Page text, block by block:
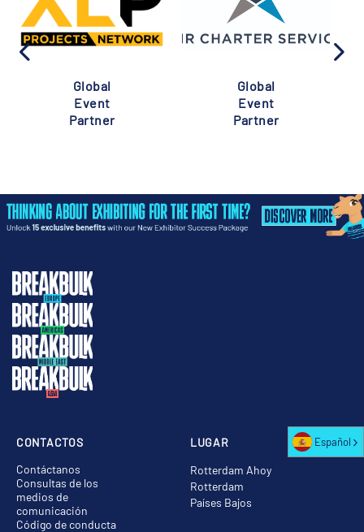
Global
Event
Partner
Global
Event
Partner
LUGAR
Rotterdam Ahoy
Rotterdam
Países Bajos
CONTACTOS
Contáctanos
Consultas de los
medios de
comunicación
Código de conducta
Español